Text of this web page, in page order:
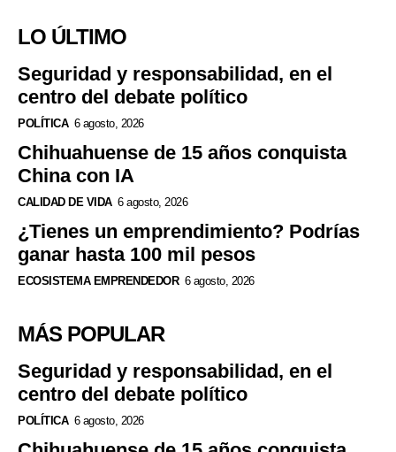
LO ÚLTIMO
Seguridad y responsabilidad, en el
centro del debate político
POLÍTICA 6 agosto, 2026
Chihuahuense de 15 años conquista
China con IA
CALIDAD DE VIDA 6 agosto, 2026
¿Tienes un emprendimiento? Podrías
ganar hasta 100 mil pesos
ECOSISTEMA EMPRENDEDOR 6 agosto, 2026
MÁS POPULAR
Seguridad y responsabilidad, en el
centro del debate político
POLÍTICA 6 agosto, 2026